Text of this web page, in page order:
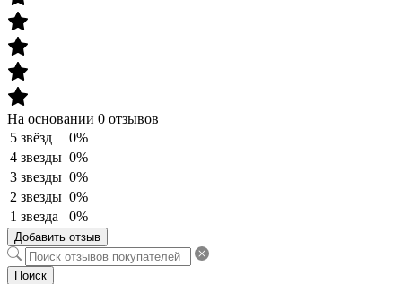
На основании 0 отзывов
5 звёзд
0%
4 звезды 0%
3 звезды 0%
2 звезды 0%
1 звезда
0%
Добавить отзыв
Поиск